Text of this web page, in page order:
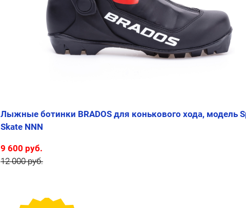
Лыжные ботинки BRADOS для конькового хода, модель
Skate NNN
9 600 руб.
12 000 руб.